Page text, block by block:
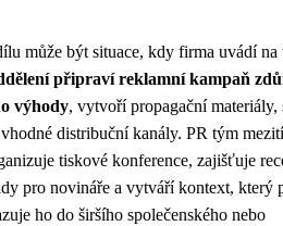
může být situace, kdy firma uvádí
připraví reklamní kampaň
výhody, vytvoří propagační materiály,
distribuční kanály. PR tým
tiskové konference, zajišťuje
pro novináře a vytváří kontext, který
ho do širšího společenského nebo